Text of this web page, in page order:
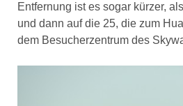
Entfernung ist es sogar kürzer,
und dann auf die 25, die zum
dem Besucherzentrum des